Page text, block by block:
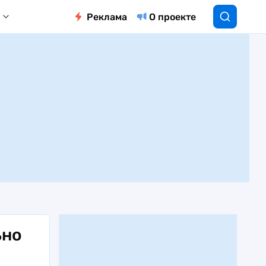
Реклама О проекте